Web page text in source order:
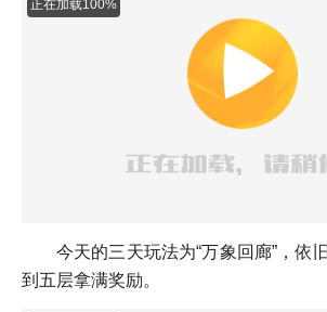
正在加载100%
今天的三天玩法为“万象回廊”，依
到五层拿满奖励。